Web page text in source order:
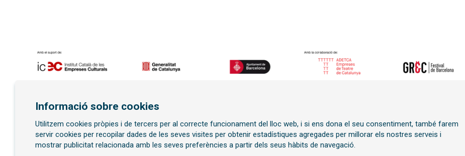
Subscriu-te al butlletí
Sitemap | Avís Legal | Política
Transparència
Informació sobre cookies
Utilitzem cookies pròpies i de tercers per al correcte funcionament del lloc web, i si ens dona el seu consentiment, també farem
servir cookies per recopilar dades de les seves visites per obtenir estadístiques agregades per millorar els nostres serveis i
mostrar publicitat relacionada amb les seves preferències a partir dels seus hàbits de navegació.